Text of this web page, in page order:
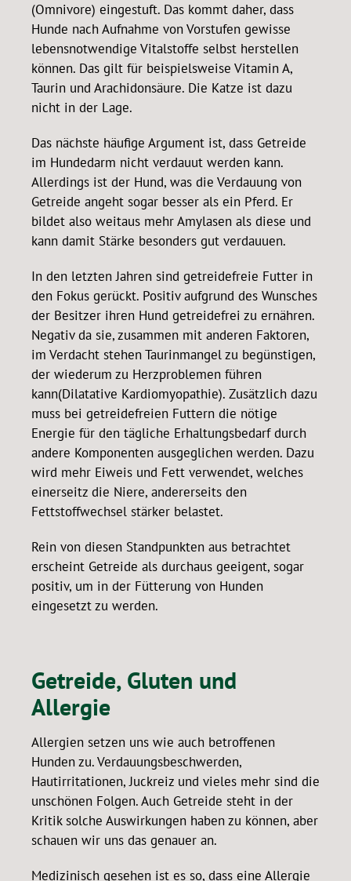
(Omnivore) eingestuft. Das kommt daher, dass
Hunde nach Aufnahme von Vorstufen gewisse
lebensnotwendige Vitalstoffe selbst herstellen
können. Das gilt für beispielsweise Vitamin A,
Taurin und Arachidonsäure. Die Katze ist dazu
nicht in der Lage.
Das nächste häufige Argument ist, dass Getreide
im Hundedarm nicht verdauut werden kann.
Allerdings ist der Hund, was die Verdauung von
Getreide angeht sogar besser als ein Pferd. Er
bildet also weitaus mehr Amylasen als diese und
kann damit Stärke besonders gut verdauuen.
In den letzten Jahren sind getreidefreie Futter in
den Fokus gerückt. Positiv aufgrund des Wunsches
der Besitzer ihren Hund getreidefrei zu ernähren.
Negativ da sie, zusammen mit anderen Faktoren,
im Verdacht stehen Taurinmangel zu begünstigen,
der wiederum zu Herzproblemen führen
kann(Dilatative Kardiomyopathie). Zusätzlich dazu
muss bei getreidefreien Futtern die nötige
Energie für den tägliche Erhaltungsbedarf durch
andere Komponenten ausgeglichen werden. Dazu
wird mehr Eiweis und Fett verwendet, welches
einerseitz die Niere, andererseits den
Fettstoffwechsel stärker belastet.
Rein von diesen Standpunkten aus betrachtet
erscheint Getreide als durchaus geeigent, sogar
positiv, um in der Fütterung von Hunden
eingesetzt zu werden.
Getreide, Gluten und
Allergie
Allergien setzen uns wie auch betroffenen
Hunden zu. Verdauungsbeschwerden,
Hautirritationen, Juckreiz und vieles mehr sind die
unschönen Folgen. Auch Getreide steht in der
Kritik solche Auswirkungen haben zu können, aber
schauen wir uns das genauer an.
Medizinisch gesehen ist es so, dass eine Allergie